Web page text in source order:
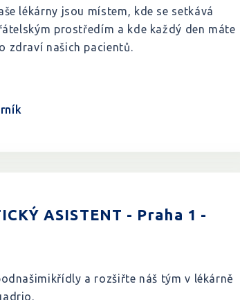
lékárny jsou místem, kde se setkává
prostředím a kde každý den máte
zdraví našich pacientů.
ASISTENT - Praha 1 -
a rozšiřte náš tým v lékárně